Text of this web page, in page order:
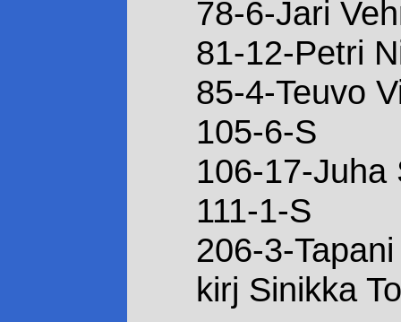
78-6-Jari
81-12-Petri
85-4-Teuvo
105-6-S
106-17-Juha
111-1-S
206-3-
kirj Sinikka